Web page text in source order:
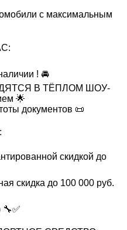
с максимальным
! 🚘
В ТЁПЛОМ ШОУ-
🌟
документов 📜
скидкой до
скидка до 100 000 руб.